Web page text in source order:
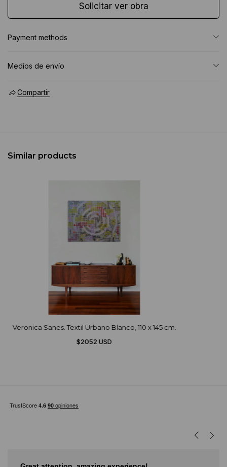
Solicitar ver obra
Payment methods
Medíos de envío
Compartir
Similar products
Veronica Sanes. Textil Urbano Blanco, 110 x 145 cm.
$2052 USD